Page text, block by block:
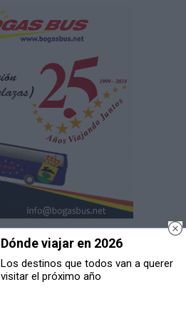
Dónde viajar en 2026
Los destinos que todos van a querer
visitar el próximo año